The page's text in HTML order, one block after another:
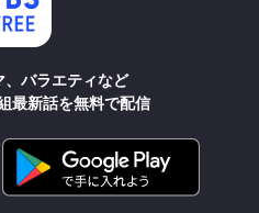
、バラエティなど
最新話を無料で配信